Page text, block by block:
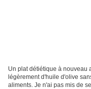
Un plat détiétique à nouveau
légèrement d'huile d'olive
aliments. Je n'ai pas mis de